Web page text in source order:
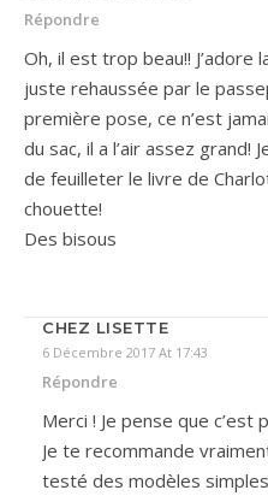
Répondre
Oh, il est trop beau!!
juste rehaussée par le
première pose, ce n’est
du sac, il a l’air assez grand!
de feuilleter le livre de
chouette!
Des bisous
CHEZ LISETTE
6 Décembre 2017 At 17:43
Répondre
Merci ! Je pense que c’est
Je te recommande
testé des modèles